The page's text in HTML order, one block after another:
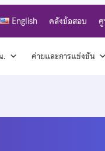
English คลังข้อสอบ
. ค่ายและการแข่งขัน